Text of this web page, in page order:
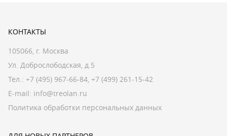
КОНТАКТЫ
105066, г. Москва
Ул. Доброслободская, д.5
Тел.: +7 (495) 967-66-84, +7 (499) 261-15-42
E-mail: info@treolan.ru
Политика обработки персональных данных